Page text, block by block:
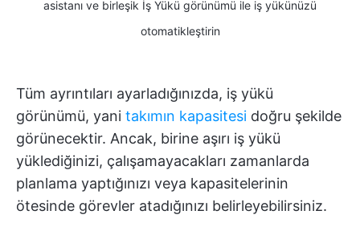
asistanı ve birleşik İş Yükü görünümü ile iş yükünüzü
otomatikleştirin
Tüm ayrıntıları ayarladığınızda, iş yükü
görünümü, yani takımın kapasitesi doğru şekilde
görünecektir. Ancak, birine aşırı iş yükü
yüklediğinizi, çalışamayacakları zamanlarda
planlama yaptığınızı veya kapasitelerinin
ötesinde görevler atadığınızı belirleyebilirsiniz.